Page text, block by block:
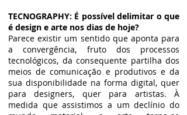
TECNOGRAPHY: É possível delimitar o que
é design e arte nos dias de hoje?
Parece existir um sentido que aponta para
a convergência, fruto dos processos
tecnológicos, da consequente partilha dos
meios de comunicação e produtivos e da
sua disponibilidade na forma digital, quer
para designers, quer para artistas. À
medida que assistimos a um declínio do